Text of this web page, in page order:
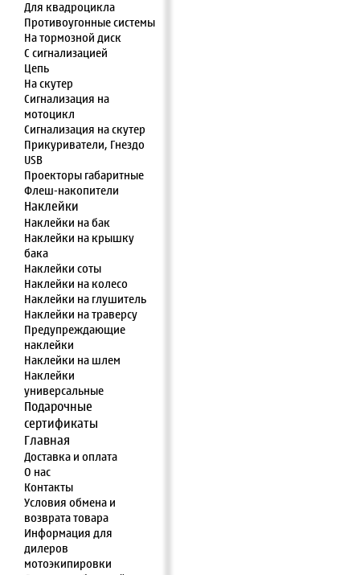
Для квадроцикла
Противоугонные системы
На тормозной диск
С сигнализацией
Цепь
На скутер
Сигнализация на
мотоцикл
Сигнализация на скутер
Прикуриватели, Гнездо
USB
Проекторы габаритные
Флеш-накопители
Наклейки
Наклейки на бак
Наклейки на крышку
бака
Наклейки соты
Наклейки на колесо
Наклейки на глушитель
Наклейки на траверсу
Предупреждающие
наклейки
Наклейки на шлем
Наклейки
универсальные
Подарочные
сертификаты
Главная
Доставка и оплата
О нас
Контакты
Условия обмена и
возврата товара
Информация для
дилеров
мотоэкипировки